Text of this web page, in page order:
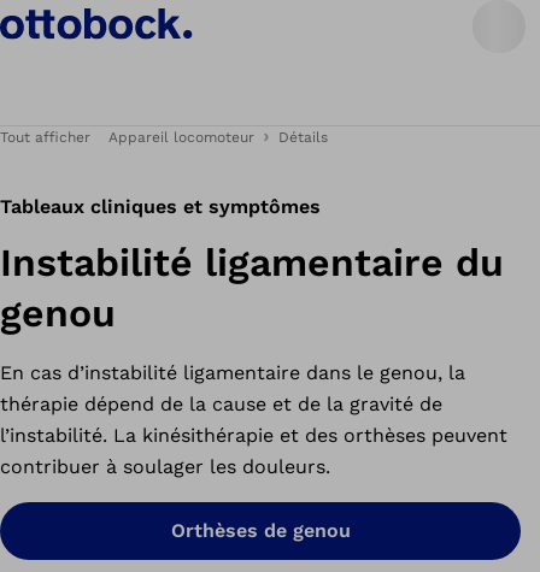
Tout afficher Appareil locomoteur Détails
Tableaux cliniques et symptômes
Instabilité ligamentaire du
genou
En cas d’instabilité ligamentaire dans le genou, la
thérapie dépend de la cause et de la gravité de
l’instabilité. La kinésithérapie et des orthèses peuvent
contribuer à soulager les douleurs.
Orthèses de genou